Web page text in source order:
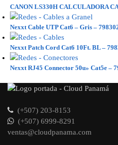
CANON LS330H CALCULADORA
Nexxt Cable UTP Cat6 – Gris –
Nexxt Patch Cord Cat6 10Ft. BL –
Nexxt RJ45 Connector 50u» Cat5e –
(+507) 203-8153
(+507) 6999-8291
ventas@cloudpanama.com